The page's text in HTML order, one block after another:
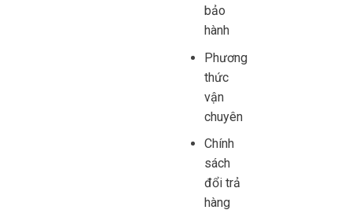
bảo
hành
Phương
thức
vận
chuyên
Chính
sách
đổi trả
hàng